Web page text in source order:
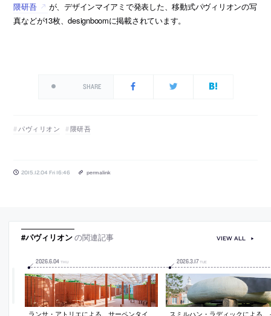
隈研吾
が、デザインマイアミで発表した、移動式パヴィリオンの写
真などが13枚、designboomに掲載されています。
SHARE
パヴィリオン 隈研吾
2015.12.04 Fri 16:46 permalink
#パヴィリオンの関連記事
2026.6.04 THU
ランサ・アトリエによる、サーペンタイ
2026.3.17 TUE
スミルハン・ラディックによる、
VIEW ALL